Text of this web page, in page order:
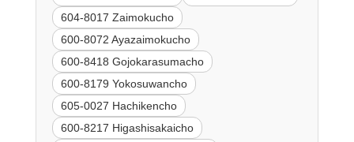
604-8017 Zaimokucho
600-8072 Ayazaimokucho
600-8418 Gojokarasumacho
600-8179 Yokosuwancho
605-0027 Hachikencho
600-8217 Higashisakaicho